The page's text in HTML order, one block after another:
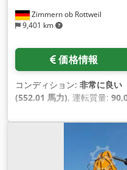
Zimmern ob Rottweil
9,401 km
価格情報
コンディション: 非常に良い
(552.01 馬力), 運転質量:
, 製
備:エアコン, キャビン,